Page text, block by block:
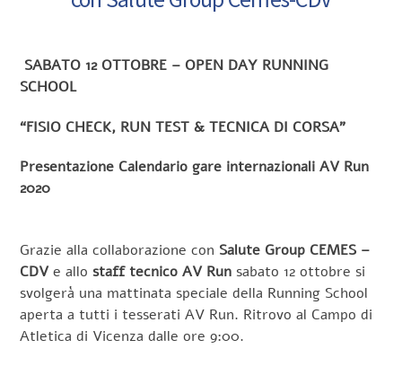
SABATO 12 OTTOBRE – OPEN DAY RUNNING
SCHOOL
“FISIO CHECK, RUN TEST & TECNICA DI CORSA”
Presentazione Calendario gare internazionali AV Run
2020
Grazie alla collaborazione con Salute Group CEMES –
CDVe allo staff tecnico AV Run sabato 12 ottobre si
svolgerà una mattinata speciale della Running School
aperta a tutti i tesserati AV Run. Ritrovo al Campo di
Atletica di Vicenza dalle ore 9:00.